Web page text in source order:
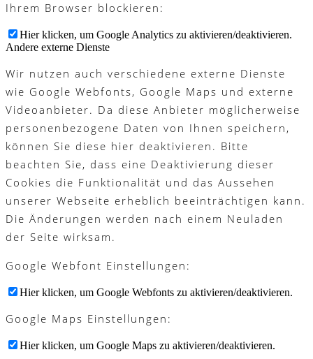
Ihrem Browser blockieren:
Hier klicken, um Google Analytics zu aktivieren/deaktivieren.
Andere externe Dienste
Wir nutzen auch verschiedene externe Dienste
wie Google Webfonts, Google Maps und externe
Videoanbieter. Da diese Anbieter möglicherweise
personenbezogene Daten von Ihnen speichern,
können Sie diese hier deaktivieren. Bitte
beachten Sie, dass eine Deaktivierung dieser
Cookies die Funktionalität und das Aussehen
unserer Webseite erheblich beeinträchtigen kann.
Die Änderungen werden nach einem Neuladen
der Seite wirksam.
Google Webfont Einstellungen:
Hier klicken, um Google Webfonts zu aktivieren/deaktivieren.
Google Maps Einstellungen:
Hier klicken, um Google Maps zu aktivieren/deaktivieren.